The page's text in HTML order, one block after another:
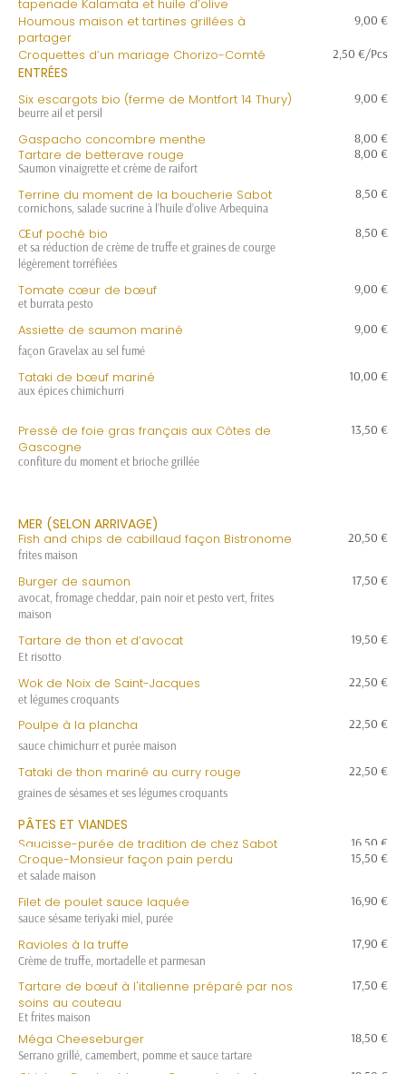
tapenade Kalamata et huile d’olive
Houmous maison et tartines grillées à
partager
9,00 €
Croquettes d’un mariage Chorizo-Comté 2,50 €/Pcs
ENTRÉES
Six escargots bio (ferme de Montfort 14 Thury)
beurre ail et persil
9,00 €
Gaspacho concombre menthe 8,00 €
Tartare de betterave rouge
Saumon vinaigrette et crème de raifort
8,00 €
Terrine du moment de la boucherie Sabot
cornichons, salade sucrine à l’huile d’olive Arbequina
8,50 €
Œuf poché bio
et sa réduction de crème de truffe et graines de courge
légèrement torréfiées
8,50 €
Tomate cœur de bœuf
et burrata pesto
9,00 €
Assiette de saumon mariné
façon Gravelax au sel fumé
9,00 €
Tataki de bœuf mariné
aux épices chimichurri
10,00 €
Pressé de foie gras français aux Côtes de
Gascogne
confiture du moment et brioche grillée
13,50 €
MER (SELON ARRIVAGE)
Fish and chips de cabillaud façon Bistronome
frites maison
20,50 €
Burger de saumon
avocat, fromage cheddar, pain noir et pesto vert, frites
maison
17,50 €
Tartare de thon et d’avocat
Et risotto
19,50 €
Wok de Noix de Saint-Jacques
et légumes croquants
22,50 €
Poulpe à la plancha
sauce chimichurr et purée maison
22,50 €
Tataki de thon mariné au curry rouge
graines de sésames et ses légumes croquants
22,50 €
PÂTES ET VIANDES
Saucisse-purée de tradition de chez Sabot 16,50 €
Croque-Monsieur façon pain perdu
et salade maison
15,50 €
Filet de poulet sauce laquée
sauce sésame teriyaki miel, purée
16,90 €
Ravioles à la truffe
Crème de truffe, mortadelle et parmesan
17,90 €
Tartare de bœuf à l'italienne préparé par nos
soins au couteau
Et frites maison
17,50 €
Méga Cheeseburger
Serrano grillé, camembert, pomme et sauce tartare
18,50 €